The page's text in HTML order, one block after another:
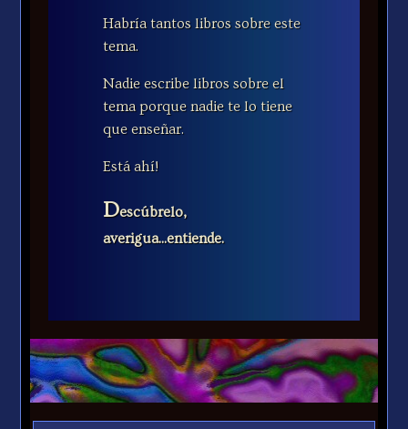
Habría tantos libros sobre este
tema.
Nadie escribe libros sobre el
tema porque nadie te lo tiene
que enseñar.
Está ahí!
Descúbrelo,
averigua...entiende.